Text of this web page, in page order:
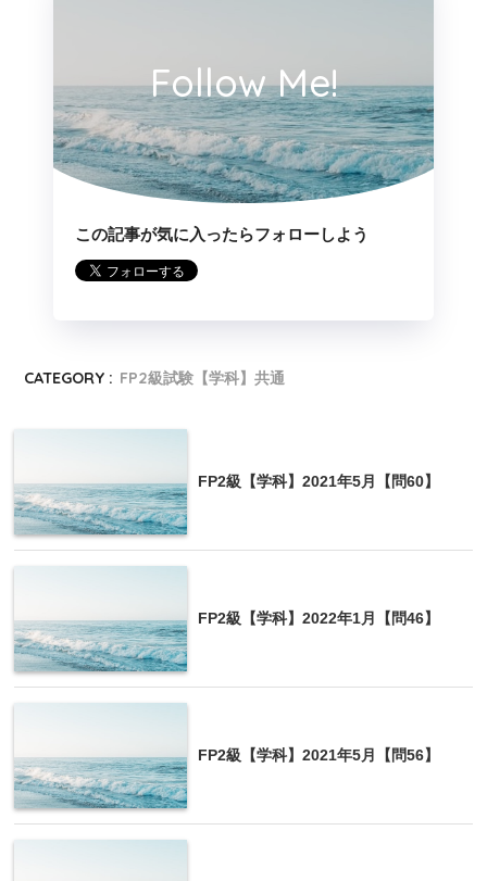
Follow Me!
この記事が気に入ったらフォローしよう
CATEGORY : FP2級試験【学科】共通
FP2級【学科】2021年5月【問60】
FP2級【学科】2022年1月【問46】
FP2級【学科】2021年5月【問56】